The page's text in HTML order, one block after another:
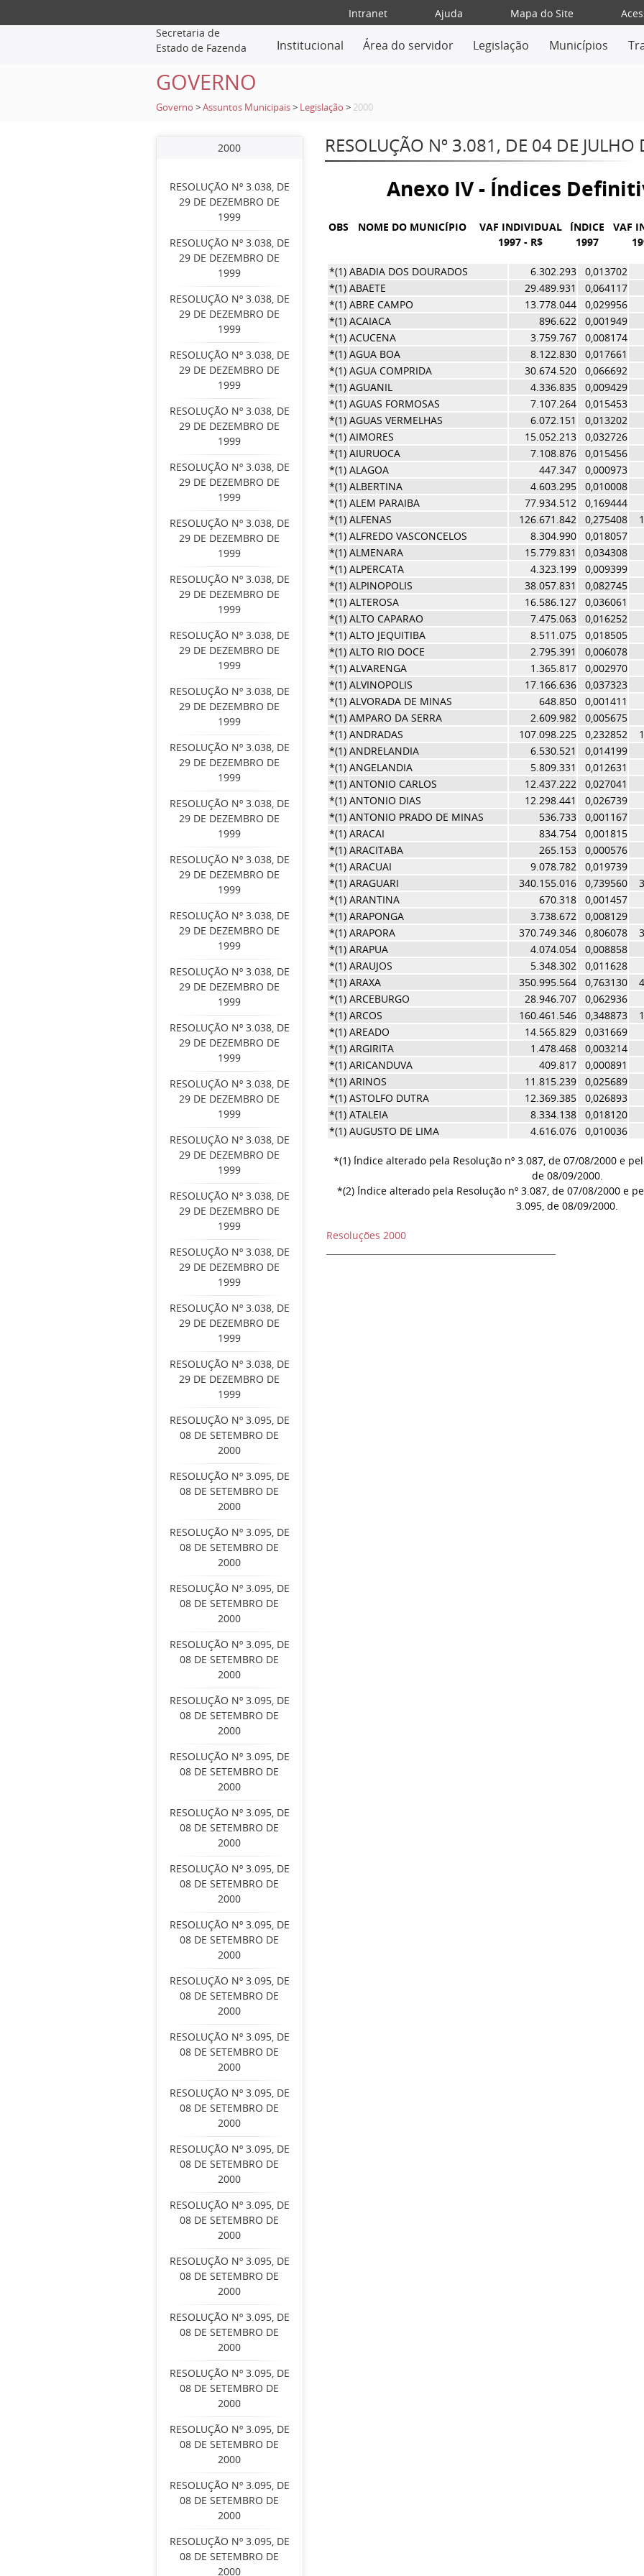
Intranet Ajuda Mapa do Site
Secretaria de
Estado de Fazenda
Institucional Área do servidor Legislação Municípios
GOVERNO
Governo >Assuntos Municipais > Legislação > 2000
2000
RESOLUÇÃO Nº 3.038, DE
29 DE DEZEMBRO DE
1999
RESOLUÇÃO Nº 3.038, DE
29 DE DEZEMBRO DE
1999
RESOLUÇÃO Nº 3.038, DE
29 DE DEZEMBRO DE
1999
RESOLUÇÃO Nº 3.038, DE
29 DE DEZEMBRO DE
1999
RESOLUÇÃO Nº 3.038, DE
29 DE DEZEMBRO DE
1999
RESOLUÇÃO Nº 3.038, DE
29 DE DEZEMBRO DE
1999
RESOLUÇÃO Nº 3.038, DE
29 DE DEZEMBRO DE
1999
RESOLUÇÃO Nº 3.038, DE
29 DE DEZEMBRO DE
1999
RESOLUÇÃO Nº 3.038, DE
29 DE DEZEMBRO DE
1999
RESOLUÇÃO Nº 3.038, DE
29 DE DEZEMBRO DE
1999
RESOLUÇÃO Nº 3.038, DE
29 DE DEZEMBRO DE
1999
RESOLUÇÃO Nº 3.038, DE
29 DE DEZEMBRO DE
1999
RESOLUÇÃO Nº 3.038, DE
29 DE DEZEMBRO DE
1999
RESOLUÇÃO Nº 3.038, DE
29 DE DEZEMBRO DE
1999
RESOLUÇÃO Nº 3.038, DE
29 DE DEZEMBRO DE
1999
RESOLUÇÃO Nº 3.038, DE
29 DE DEZEMBRO DE
1999
RESOLUÇÃO Nº 3.038, DE
29 DE DEZEMBRO DE
1999
RESOLUÇÃO Nº 3.038, DE
29 DE DEZEMBRO DE
1999
RESOLUÇÃO Nº 3.038, DE
29 DE DEZEMBRO DE
1999
RESOLUÇÃO Nº 3.038, DE
29 DE DEZEMBRO DE
1999
RESOLUÇÃO Nº 3.038, DE
29 DE DEZEMBRO DE
1999
RESOLUÇÃO Nº 3.038, DE
29 DE DEZEMBRO DE
1999
RESOLUÇÃO Nº 3.095, DE
08 DE SETEMBRO DE
2000
RESOLUÇÃO Nº 3.095, DE
08 DE SETEMBRO DE
2000
RESOLUÇÃO Nº 3.095, DE
08 DE SETEMBRO DE
2000
RESOLUÇÃO Nº 3.095, DE
08 DE SETEMBRO DE
2000
RESOLUÇÃO Nº 3.095, DE
08 DE SETEMBRO DE
2000
RESOLUÇÃO Nº 3.095, DE
08 DE SETEMBRO DE
2000
RESOLUÇÃO Nº 3.095, DE
08 DE SETEMBRO DE
2000
RESOLUÇÃO Nº 3.095, DE
08 DE SETEMBRO DE
2000
RESOLUÇÃO Nº 3.095, DE
08 DE SETEMBRO DE
2000
RESOLUÇÃO Nº 3.095, DE
08 DE SETEMBRO DE
2000
RESOLUÇÃO Nº 3.095, DE
08 DE SETEMBRO DE
2000
RESOLUÇÃO Nº 3.095, DE
08 DE SETEMBRO DE
2000
RESOLUÇÃO Nº 3.095, DE
08 DE SETEMBRO DE
2000
RESOLUÇÃO Nº 3.095, DE
08 DE SETEMBRO DE
2000
RESOLUÇÃO Nº 3.095, DE
08 DE SETEMBRO DE
2000
RESOLUÇÃO Nº 3.095, DE
08 DE SETEMBRO DE
2000
RESOLUÇÃO Nº 3.095, DE
08 DE SETEMBRO DE
2000
RESOLUÇÃO Nº 3.095, DE
08 DE SETEMBRO DE
2000
RESOLUÇÃO Nº 3.095, DE
08 DE SETEMBRO DE
2000
RESOLUÇÃO Nº 3.095, DE
08 DE SETEMBRO DE
2000
RESOLUÇÃO Nº 3.095, DE
08 DE SETEMBRO DE
2000
RESOLUÇÃO Nº 3.081, DE 04 DE JULHO
Anexo IV - Índices
OBS NOME DO MUNICÍPIO
VAF INDIVIDUAL
1997 - R$
ÍNDICE
1997
VAF
*(1) ABADIA DOS DOURADOS 6.302.293
0,013702
*(1) ABAETE 29.489.931
0,064117
*(1) ABRE CAMPO 13.778.044
0,029956
*(1) ACAIACA 896.622
0,001949
*(1) ACUCENA 3.759.767
0,008174
*(1) AGUA BOA 8.122.830
0,017661
*(1) AGUA COMPRIDA 30.674.520
0,066692
*(1) AGUANIL 4.336.835
0,009429
*(1) AGUAS FORMOSAS 7.107.264
0,015453
*(1) AGUAS VERMELHAS 6.072.151
0,013202
*(1) AIMORES 15.052.213
0,032726
*(1) AIURUOCA 7.108.876
0,015456
*(1) ALAGOA 447.347
0,000973
*(1) ALBERTINA 4.603.295
0,010008
*(1) ALEM PARAIBA 77.934.512
0,169444
*(1) ALFENAS 126.671.842 0,275408
*(1) ALFREDO VASCONCELOS 8.304.990
0,018057
*(1) ALMENARA 15.779.831
0,034308
*(1) ALPERCATA 4.323.199
0,009399
*(1) ALPINOPOLIS 38.057.831
0,082745
*(1) ALTEROSA 16.586.127
0,036061
*(1) ALTO CAPARAO 7.475.063
0,016252
*(1) ALTO JEQUITIBA 8.511.075
0,018505
*(1) ALTO RIO DOCE 2.795.391
0,006078
*(1) ALVARENGA 1.365.817
0,002970
*(1) ALVINOPOLIS 17.166.636
0,037323
*(1) ALVORADA DE MINAS 648.850
0,001411
*(1) AMPARO DA SERRA 2.609.982
0,005675
*(1) ANDRADAS 107.098.225 0,232852
*(1) ANDRELANDIA 6.530.521
0,014199
*(1) ANGELANDIA 5.809.331
0,012631
*(1) ANTONIO CARLOS 12.437.222
0,027041
*(1) ANTONIO DIAS 12.298.441
0,026739
*(1) ANTONIO PRADO DE MINAS 536.733
0,001167
*(1) ARACAI 834.754
0,001815
*(1) ARACITABA 265.153
0,000576
*(1) ARACUAI 9.078.782
0,019739
*(1) ARAGUARI 340.155.016 0,739560
*(1) ARANTINA 670.318
0,001457
*(1) ARAPONGA 3.738.672
0,008129
*(1) ARAPORA 370.749.346 0,806078
*(1) ARAPUA 4.074.054
0,008858
*(1) ARAUJOS 5.348.302
0,011628
*(1) ARAXA 350.995.564 0,763130
*(1) ARCEBURGO 28.946.707
0,062936
*(1) ARCOS 160.461.546 0,348873
*(1) AREADO 14.565.829
0,031669
*(1) ARGIRITA 1.478.468
0,003214
*(1) ARICANDUVA 409.817
0,000891
*(1) ARINOS 11.815.239
0,025689
*(1) ASTOLFO DUTRA 12.369.385
0,026893
*(1) ATALEIA 8.334.138
0,018120
*(1) AUGUSTO DE LIMA 4.616.076 0,010036
*(1) Índice alterado pela Resolução nº 3.087, de 07/08/2000 e
de 08/09/2000.
*(2) Índice alterado pela Resolução nº 3.087, de 07/08/2000 e
3.095, de 08/09/2000.
Resoluções 2000